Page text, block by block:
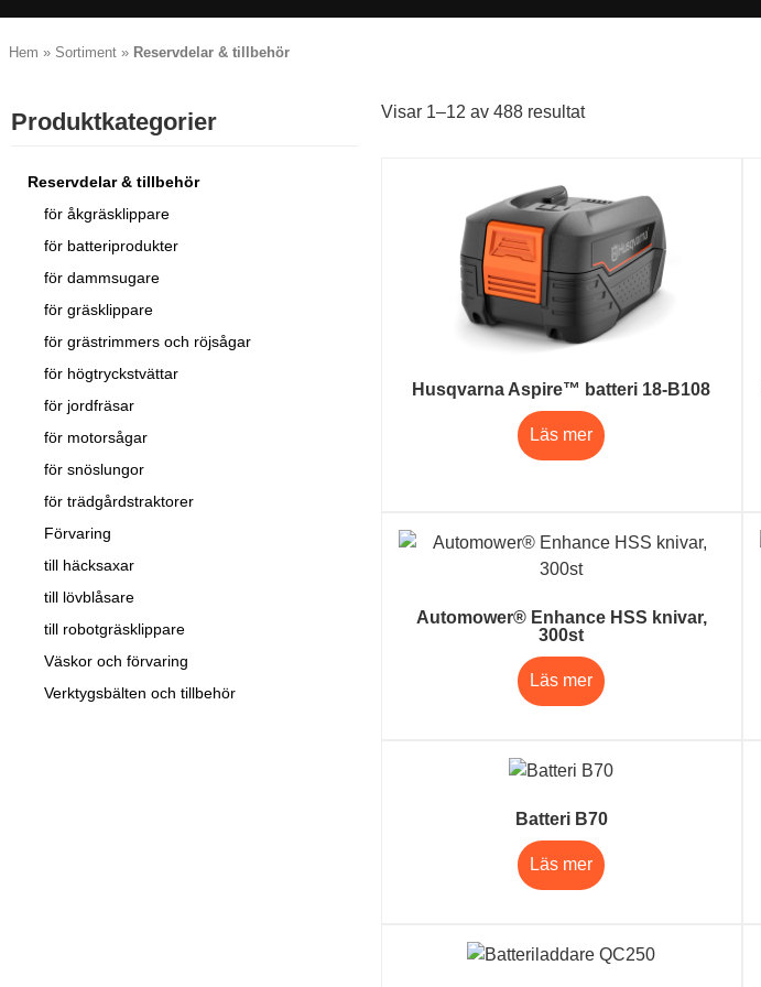
Hem » Sortiment » Reservdelar & tillbehör
Produktkategorier​
Reservdelar & tillbehör
för åkgräsklippare
för batteriprodukter
för dammsugare
för gräsklippare
för grästrimmers och röjsågar
för högtryckstvättar
för jordfräsar
för motorsågar
för snöslungor
för trädgårdstraktorer
Förvaring
till häcksaxar
till lövblåsare
till robotgräsklippare
Väskor och förvaring
Verktygsbälten och tillbehör
Visar 1–12 av 488 resultat
Husqvarna Aspire™ batteri 18-B108
Läs mer
Automower® Enhance HSS knivar,
300st
Läs mer
Batteri B70
Läs mer